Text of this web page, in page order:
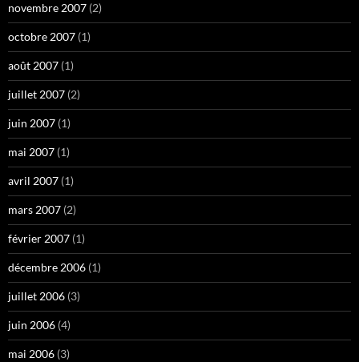
novembre 2007 (2)
octobre 2007 (1)
août 2007 (1)
juillet 2007 (2)
juin 2007 (1)
mai 2007 (1)
avril 2007 (1)
mars 2007 (2)
février 2007 (1)
décembre 2006 (1)
juillet 2006 (3)
juin 2006 (4)
mai 2006 (3)